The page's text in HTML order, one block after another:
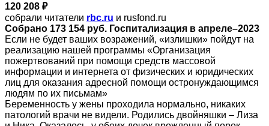
120 208 ₽
собрали читатели rbc.ru и rusfond.ru
Собрано 173 154 руб. Госпитализация в апреле–2023
Если не будет ваших возражений, «излишки» пойдут на
реализацию нашей программы «Организация
пожертвований при помощи средств массовой
информации и интернета от физических и юридических
лиц для оказания адресной помощи остронуждающимся
людям по их письмам»
Беременность у жены проходила нормально, никаких
патологий врачи не видели. Родились двойняшки – Лиза